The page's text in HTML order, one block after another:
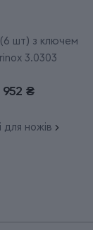
(6 шт) з ключем
3.0303
952 ₴
для ножів